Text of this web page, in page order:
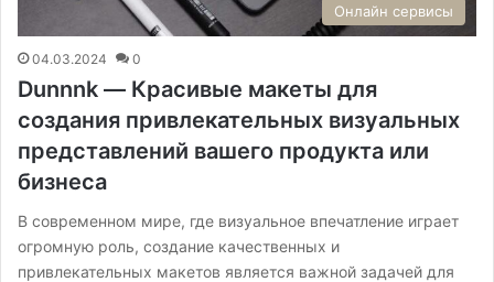
Онлайн сервисы
04.03.2024 0
Dunnnk — Красивые макеты для
создания привлекательных визуальных
представлений вашего продукта или
бизнеса
В современном мире, где визуальное впечатление играет
огромную роль, создание качественных и
привлекательных макетов является важной задачей для